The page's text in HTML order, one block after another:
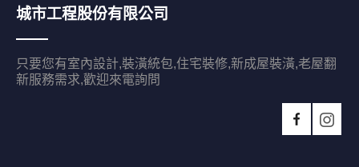
城市工程股份有限公司
只要您有室內設計,裝潢統包,住宅裝修,新成屋裝潢,老屋翻
新服務需求,歡迎來電詢問